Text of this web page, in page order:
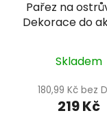
Pařez na
Dekorace do
Skladem
180,99 Kč bez
219 Kč